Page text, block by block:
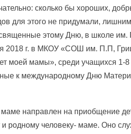
сколько бы хороших,
для этого не придумали,
этому Дню, в школе им.
2018 г. в МКОУ «СОШ им. П.П,
моей мамы», среди учащихся 1-
к международному Дню
маме направлен на приобщение
и родному человеку- маме. Оно